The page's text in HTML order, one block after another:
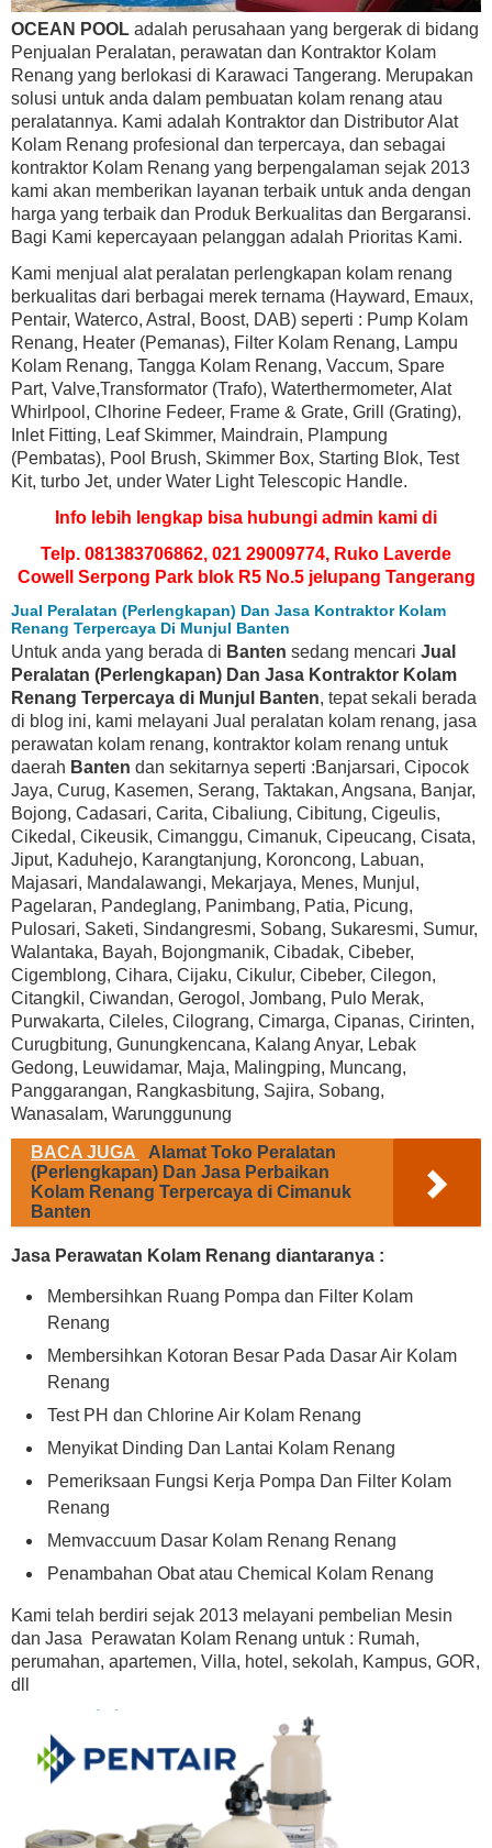
OCEAN POOL adalah perusahaan yang bergerak di bidang
Penjualan Peralatan, perawatan dan Kontraktor Kolam
Renang yang berlokasi di Karawaci Tangerang. Merupakan
solusi untuk anda dalam pembuatan kolam renang atau
peralatannya. Kami adalah Kontraktor dan Distributor Alat
Kolam Renang profesional dan terpercaya, dan sebagai
kontraktor Kolam Renang yang berpengalaman sejak 2013
kami akan memberikan layanan terbaik untuk anda dengan
harga yang terbaik dan Produk Berkualitas dan Bergaransi.
Bagi Kami kepercayaan pelanggan adalah Prioritas Kami.
Kami menjual alat peralatan perlengkapan kolam renang
berkualitas dari berbagai merek ternama (Hayward, Emaux,
Pentair, Waterco, Astral, Boost, DAB) seperti : Pump Kolam
Renang, Heater (Pemanas), Filter Kolam Renang, Lampu
Kolam Renang, Tangga Kolam Renang, Vaccum, Spare
Part, Valve,Transformator (Trafo), Waterthermometer, Alat
Whirlpool, Clhorine Fedeer, Frame & Grate, Grill (Grating),
Inlet Fitting, Leaf Skimmer, Maindrain, Plampung
(Pembatas), Pool Brush, Skimmer Box, Starting Blok, Test
Kit, turbo Jet, under Water Light Telescopic Handle.
Info lebih lengkap bisa hubungi admin kami di
Telp. 081383706862, 021 29009774, Ruko Laverde
Cowell Serpong Park blok R5 No.5 jelupang Tangerang
Jual Peralatan (Perlengkapan) Dan Jasa Kontraktor Kolam
Renang Terpercaya Di Munjul Banten
Untuk anda yang berada di Banten sedang mencari Jual
Peralatan (Perlengkapan) Dan Jasa Kontraktor Kolam
Renang Terpercaya di Munjul Banten, tepat sekali berada
di blog ini, kami melayani Jual peralatan kolam renang, jasa
perawatan kolam renang, kontraktor kolam renang untuk
daerah Banten dan sekitarnya seperti :Banjarsari, Cipocok
Jaya, Curug, Kasemen, Serang, Taktakan, Angsana, Banjar,
Bojong, Cadasari, Carita, Cibaliung, Cibitung, Cigeulis,
Cikedal, Cikeusik, Cimanggu, Cimanuk, Cipeucang, Cisata,
Jiput, Kaduhejo, Karangtanjung, Koroncong, Labuan,
Majasari, Mandalawangi, Mekarjaya, Menes, Munjul,
Pagelaran, Pandeglang, Panimbang, Patia, Picung,
Pulosari, Saketi, Sindangresmi, Sobang, Sukaresmi, Sumur,
Walantaka, Bayah, Bojongmanik, Cibadak, Cibeber,
Cigemblong, Cihara, Cijaku, Cikulur, Cibeber, Cilegon,
Citangkil, Ciwandan, Gerogol, Jombang, Pulo Merak,
Purwakarta, Cileles, Cilograng, Cimarga, Cipanas, Cirinten,
Curugbitung, Gunungkencana, Kalang Anyar, Lebak
Gedong, Leuwidamar, Maja, Malingping, Muncang,
Panggarangan, Rangkasbitung, Sajira, Sobang,
Wanasalam, Warunggunung
BACA JUGA
Alamat Toko Peralatan
(Perlengkapan) Dan Jasa Perbaikan
Kolam Renang Terpercaya di Cimanuk
Banten
Jasa Perawatan Kolam Renang diantaranya :
Membersihkan Ruang Pompa dan Filter Kolam
Renang
Membersihkan Kotoran Besar Pada Dasar Air Kolam
Renang
Test PH dan Chlorine Air Kolam Renang
Menyikat Dinding Dan Lantai Kolam Renang
Pemeriksaan Fungsi Kerja Pompa Dan Filter Kolam
Renang
Memvaccuum Dasar Kolam Renang Renang
Penambahan Obat atau Chemical Kolam Renang
Kami telah berdiri sejak 2013 melayani pembelian Mesin
dan Jasa Perawatan Kolam Renang untuk : Rumah,
perumahan, apartemen, Villa, hotel, sekolah, Kampus, GOR,
dll